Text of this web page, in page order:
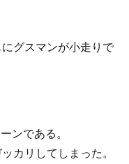
グスマンが小走りで
ンである。
カリしてしまった。